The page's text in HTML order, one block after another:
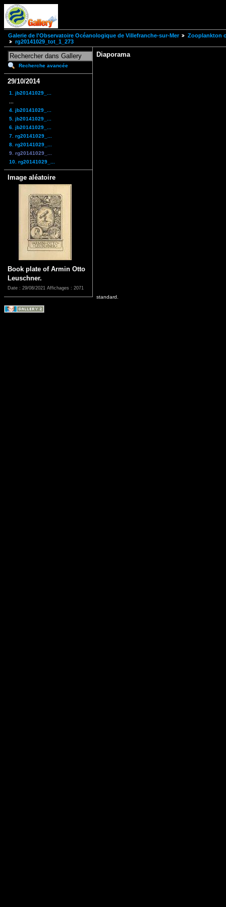
Galerie de l'Observatoire Océanologique de Villefranche-sur-Mer
Zooplankton
rg20141029_tot_1_273
Recherche avancée
29/10/2014
1. jb20141029_...
4. jb20141029_...
5. jb20141029_...
6. jb20141029_...
7. rg20141029_...
8. rg20141029_...
9. rg20141029_...
10. rg20141029_...
Image aléatoire
Book plate of Armin Otto
Leuschner.
Date : 29/08/2021 Affichages : 2071
Diaporama
standard.